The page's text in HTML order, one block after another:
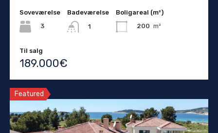
Soveværelse
3
Badeværelse
1
Boligareal (m²)
200 m²
Til salg
189.000€
Featured